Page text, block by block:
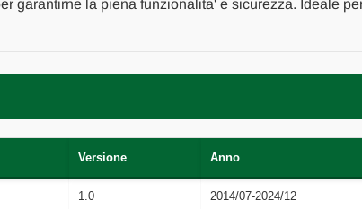
garantirne la piena funzionalita' e sicurezza. Ideale
Versione Anno
1.0 2014/07-2024/12